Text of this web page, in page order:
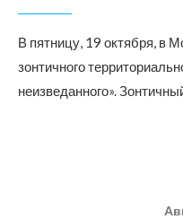
В пятницу, 19 октября, в
зонтичного
неизведанного».